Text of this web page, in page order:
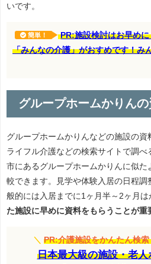
いです。
簡単！
PR:施設検討はお早め
「みんなの介護」がおすめです！み
グループホームかりん
グループホームかりんなどの施設の
ライフル介護などの検索サイトで調
市にあるグループホームかりんに似た
較できます。見学や体験入居の日程
般的には入居までに1ヶ月半～2ヶ月は
た施設に早めに資料をもらうことが重
＼ PR:介護施設をかんたん検
日本最大級の施設・老